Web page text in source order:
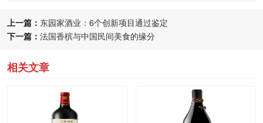
上一篇： 东园家酒业：6个创新项目通过鉴定
下一篇： 法国香槟与中国民间美食的缘分
相关文章